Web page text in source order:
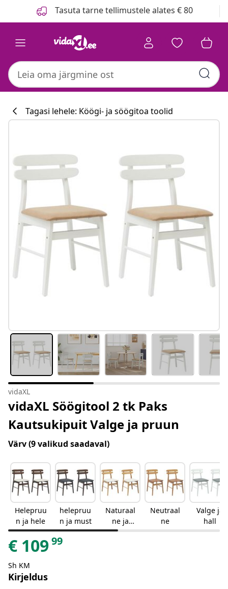
Tasuta tarne tellimustele alates € 80
#sharemevidaxl
Tagasi lehele: Köögi- ja söögitoa toolid
vidaXL
vidaXL Söögitool 2 tk Paks
Kautsukipuit Valge ja pruun
Värv(9 valikud saadaval)
Helepruu
n ja hele
helepruu
n ja must
Naturaal
ne ja
hele
Neutraal
ne
Valge ja
hall
€ 10999
Sh KM
Kirjeldus